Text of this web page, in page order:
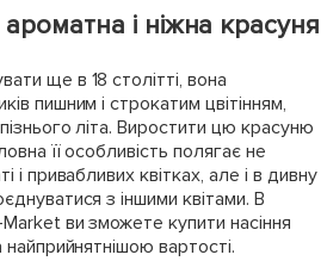
ароматна і ніжна красуня
ще в 18 столітті, вона
пишним і строкатим цвітінням,
літа. Виростити цю красуню
її особливість полягає не
і привабливих квітках, але і в дивну
з іншими квітами. В
ви зможете купити насіння
найприйнятнішою вартості.